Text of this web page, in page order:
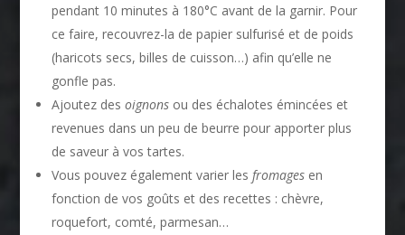
pendant 10 minutes à 180°C avant de la garnir. Pour
ce faire, recouvrez-la de papier sulfurisé et de poids
(haricots secs, billes de cuisson…) afin qu’elle ne
gonfle pas.
Ajoutez des oignonsou des échalotes émincées et
revenues dans un peu de beurre pour apporter plus
de saveur à vos tartes.
Vous pouvez également varier les fromagesen
fonction de vos goûts et des recettes : chèvre,
roquefort, comté, parmesan…